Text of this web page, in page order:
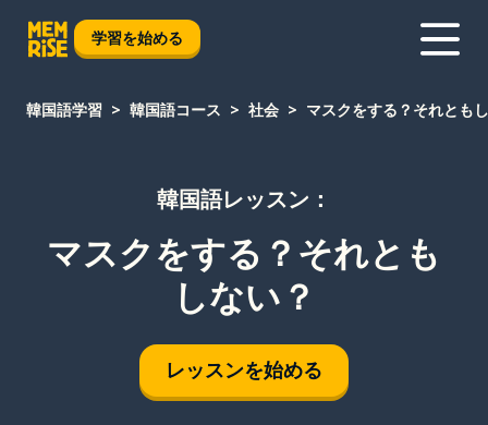
学習を始める
韓国語学習 韓国語コース 社会 マスクをする？それとも
韓国語レッスン：
マスクをする？それとも
しない？
レッスンを始める